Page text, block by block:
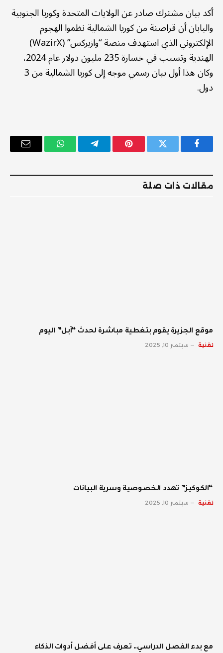
أكد بيان مشترك صادر عن الولايات المتحدة وكوريا الجنوبية
واليابان أن قراصنة من كوريا الشمالية نظموا الهجوم
الإلكتروني الذي استهدف منصة “وازيركس” (WazirX)
الهندية وتسبب في خسارة 235 مليون دولار عام 2024،
وكان هذا أول بيان رسمي موجه إلى كوريا الشمالية من 3
دول.
فيسبوك تويتر بينتيريستتيلقرام واتساب
البريد
مقالات ذات صلة
موقع الجزيرة يقوم بتغطية مباشرة لحدث “آبل” اليوم
تقنية سبتمبر 10, 2025
“الكوكيز” تهدد الخصوصية وسرية البيانات
تقنية سبتمبر 10, 2025
مع بدء الفصل الدراسي.. تعرف على أفضل أدوات الذكاء